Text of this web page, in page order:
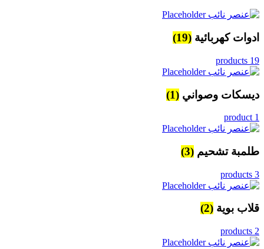
ادوات كهربائية (19)
19 products
ديسكات وصواني (1)
1 product
طلمبة تشحيم (3)
3 products
قلاب بوية (2)
2 products